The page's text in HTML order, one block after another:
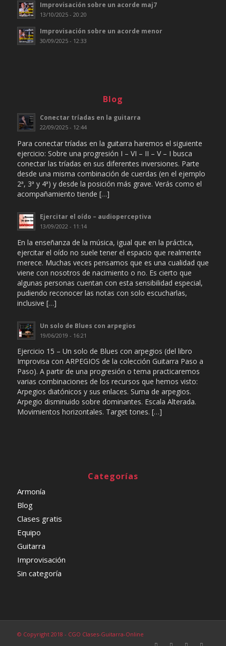
Improvisación sobre un acorde maj7
13/10/2025 - 20:20
Improvisación sobre un acorde menor
30/09/2025 - 12:33
Blog
Conectar tríadas en la guitarra
22/09/2025 - 12:44
Para conectar tríadas en la guitarra haremos el siguiente
ejercicio: Sobre una progresión I – VI – II – V – I busca
conectar las tríadas en sus diferentes inversiones. Parte
desde una misma combinación de cuerdas (en el ejemplo
2ª, 3ª y 4ª) y desde la posición más grave. Verás como el
acompañamiento tiende […]
Ejercitar el oído – audioperceptiva
13/09/2022 - 11:14
En la enseñanza de la música, igual que en la práctica,
ejercitar el oído no suele tener el espacio que realmente
merece. Muchas veces pensamos que es una cualidad que
viene con nosotros de nacimiento o no. Es cierto que
algunas personas cuentan con esta sensibilidad especial,
pudiendo reconocer las notas con solo escucharlas,
inclusive […]
Un solo de Blues con arpegios
19/06/2019 - 16:21
Ejercicio 15 – Un solo de Blues con arpegios (del libro
Improvisa con ARPEGIOS de la colección Guitarra Paso a
Paso). A partir de una progresión o tema practicaremos
varias combinaciones de los recursos que hemos visto:
Arpegios diatónicos y sus enlaces. Suma de arpegios.
Arpegio disminuido sobre dominantes. Escala Alterada.
Movimientos horizontales. Target tones. […]
Categorías
Armonía
Blog
Clases gratis
Equipo
Guitarra
Improvisación
Sin categoría
© Copyright 2018 - CGO Clases-Guitarra-Online